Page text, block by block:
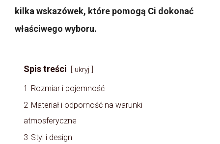
kilka wskazówek, które pomogą Ci dokonać
właściwego wyboru.
Spis treści ukryj
1 Rozmiar i pojemność
2 Materiał i odporność na warunki
atmosferyczne
3 Styl i design